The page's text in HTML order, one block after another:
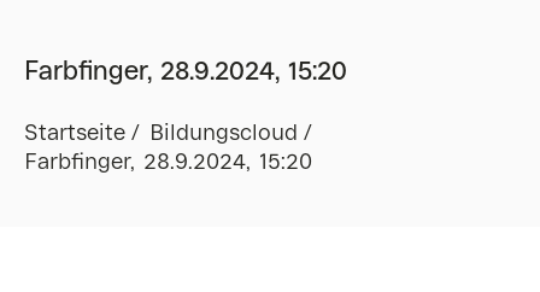
Farbfinger, 28.9.2024, 15:20
Startseite
Bildungscloud
Farbfinger, 28.9.2024, 15:20